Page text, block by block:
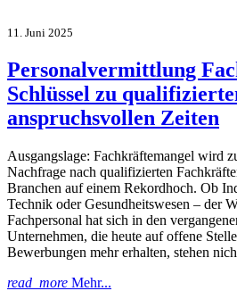
11. Juni 2025
Personalvermittlung
Schlüssel zu
anspruchsvollen Zeiten
Ausgangslage: Fachkräftemangel wird
Nachfrage nach qualifizierten
Branchen auf einem Rekordhoch. Ob
Technik oder Gesundheitswesen – der
Fachpersonal hat sich in den
Unternehmen, die heute auf offene
Bewerbungen mehr erhalten, stehen
read_more Mehr...